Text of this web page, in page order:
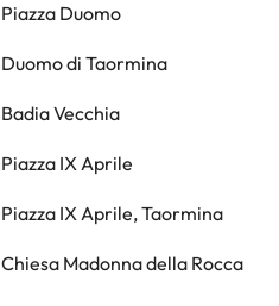
Piazza Duomo
Duomo di Taormina
Badia Vecchia
Piazza IX Aprile
Piazza IX Aprile, Taormina
Chiesa Madonna della Rocca